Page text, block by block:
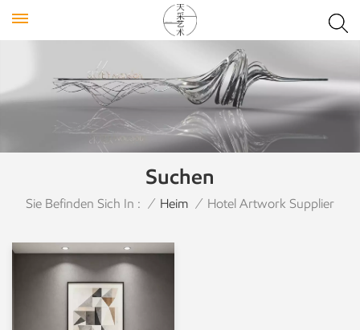
Suchen
Sie Befinden Sich In : / Heim / Hotel Artwork Supplier